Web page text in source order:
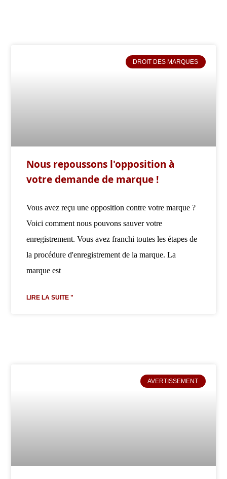
DROIT DES MARQUES
Nous repoussons l'opposition à
votre demande de marque !
Vous avez reçu une opposition contre votre marque ?
Voici comment nous pouvons sauver votre
enregistrement. Vous avez franchi toutes les étapes de
la procédure d'enregistrement de la marque. La
marque est
LIRE LA SUITE "
AVERTISSEMENT